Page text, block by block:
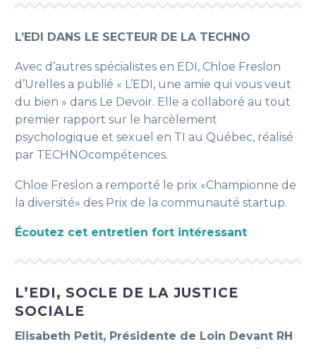
L’EDI DANS LE SECTEUR DE LA TECHNO
Avec d’autres spécialistes en EDI, Chloe Freslon
d’Urelles a publié « L’EDI, une amie qui vous veut
du bien » dans Le Devoir. Elle a collaboré au tout
premier rapport sur le harcèlement
psychologique et sexuel en TI au Québec, réalisé
par TECHNOcompétences.
Chloe Freslon a remporté le prix «Championne de
la diversité» des Prix de la communauté startup.
Écoutez cet entretien fort intéressant
L’EDI, SOCLE DE LA JUSTICE
SOCIALE
Elisabeth Petit, Présidente de Loin Devant RH